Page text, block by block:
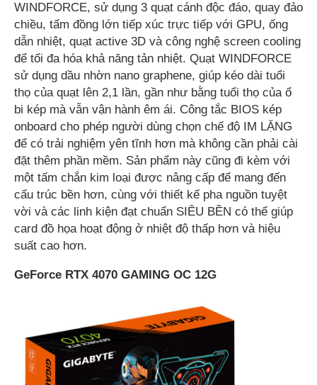
WINDFORCE, sử dụng 3 quạt cánh độc đáo, quay đảo
chiều, tấm đồng lớn tiếp xúc trực tiếp với GPU, ống
dẫn nhiệt, quạt active 3D và công nghệ screen cooling
để tối đa hóa khả năng tản nhiệt. Quạt WINDFORCE
sử dụng dầu nhờn nano graphene, giúp kéo dài tuổi
thọ của quạt lên 2,1 lần, gần như bằng tuổi thọ của ổ
bi kép mà vẫn vận hành êm ái. Công tắc BIOS kép
onboard cho phép người dùng chọn chế độ IM LẶNG
để có trải nghiệm yên tĩnh hơn mà không cần phải cài
đặt thêm phần mềm. Sản phẩm này cũng đi kèm với
một tấm chắn kim loại được nâng cấp để mang đến
cấu trúc bền hơn, cùng với thiết kế pha nguồn tuyệt
vời và các linh kiện đạt chuẩn SIÊU BỀN có thể giúp
card đồ họa hoạt động ở nhiệt độ thấp hơn và hiệu
suất cao hơn.
GeForce RTX 4070 GAMING OC 12G